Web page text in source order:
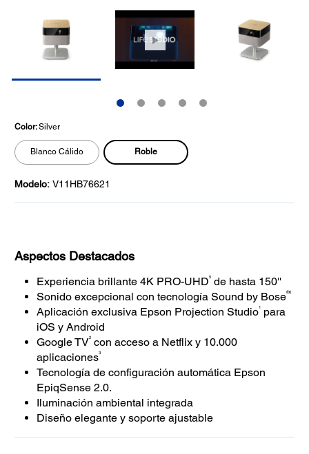
Color:Silver
Blanco Cálido Roble
Modelo: V11HB76621
Aspectos Destacados
Experiencia brillante 4K PRO-UHD5 de hasta 150''
Sonido excepcional con tecnología Sound by Bose®6
Aplicación exclusiva Epson Projection Studio1
para
iOS y Android
Google TV2 con acceso a Netflix y 10.000
aplicaciones3
Tecnología de configuración automática Epson
EpiqSense 2.0.
Iluminación ambiental integrada
Diseño elegante y soporte ajustable